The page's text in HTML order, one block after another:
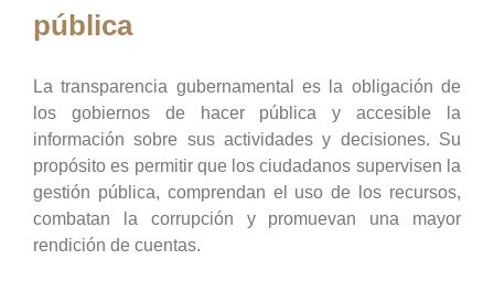
pública
La transparencia gubernamental es la obligación de
los gobiernos de hacer pública y accesible la
información sobre sus actividades y decisiones. Su
propósito es permitir que los ciudadanos supervisen la
gestión pública, comprendan el uso de los recursos,
combatan la corrupción y promuevan una mayor
rendición de cuentas.